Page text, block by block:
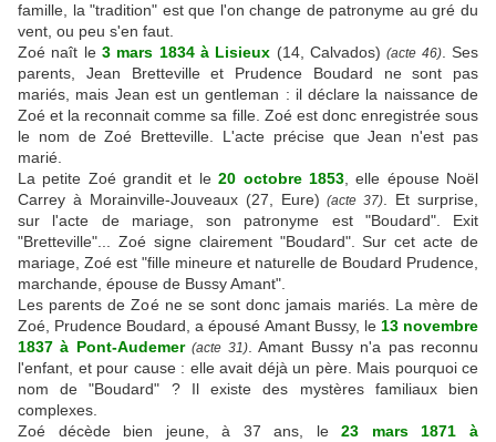
famille, la "tradition" est que l'on change de patronyme au gré du
vent, ou peu s'en faut.
Zoé naît le 3 mars 1834 à Lisieux (14, Calvados)(acte 46). Ses
parents, Jean Bretteville et Prudence Boudard ne sont pas
mariés, mais Jean est un gentleman : il déclare la naissance de
Zoé et la reconnait comme sa fille. Zoé est donc enregistrée sous
le nom de Zoé Bretteville. L'acte précise que Jean n'est pas
marié.
La petite Zoé grandit et le20 octobre 1853, elle épouse Noël
Carrey à Morainville-Jouveaux (27, Eure)(acte 37) . Et surprise,
sur l'acte de mariage, son patronyme est "Boudard". Exit
"Bretteville"... Zoé signe clairement "Boudard". Sur cet acte de
mariage, Zoé est "fille mineure et naturelle de Boudard Prudence,
marchande, épouse de Bussy Amant".
Les parents de Zoé ne se sont donc jamais mariés. La mère de
Zoé, Prudence Boudard, a épousé Amant Bussy, le 13 novembre
1837 à Pont-Audemer (acte 31). Amant Bussy n'a pas reconnu
l'enfant, et pour cause : elle avait déjà un père. Mais pourquoi ce
nom de "Boudard" ? Il existe des mystères familiaux bien
complexes.
Zoé décède bien jeune, à 37 ans, le23 mars 1871 à